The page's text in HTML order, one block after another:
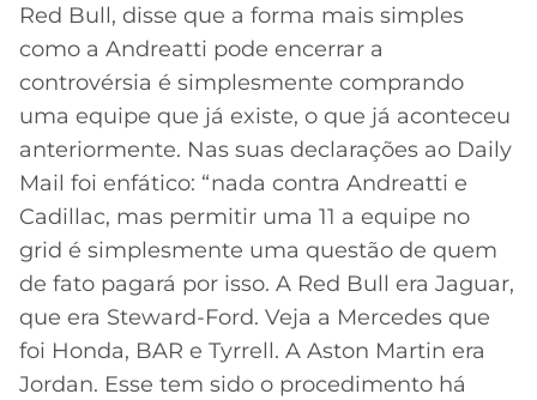
CRUZEIRO
Red Bull, disse que a forma mais simples
como a Andreatti pode encerrar a
controvérsia é simplesmente comprando
uma equipe que já existe, o que já aconteceu
anteriormente. Nas suas declarações ao Daily
Mail foi enfático: “nada contra Andreatti e
Cadillac, mas permitir uma 11 a equipe no
grid é simplesmente uma questão de quem
de fato pagará por isso. A Red Bull era Jaguar,
que era Steward-Ford. Veja a Mercedes que
foi Honda, BAR e Tyrrell. A Aston Martin era
Jordan. Esse tem sido o procedimento há